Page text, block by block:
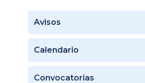
Avisos
Calendario
Convocatorias